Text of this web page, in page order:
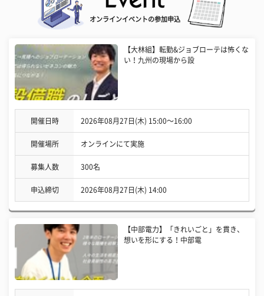
オンラインイベントの参加申込
【大林組】転勤&ジョブローテは怖くな
い！九州の現場から設
開催日時 2026年08月27日(木) 15:00〜16:00
開催場所 オンラインにて実施
募集人数 300名
申込締切 2026年08月27日(木) 14:00
【中部電力】「きれいごと」を貫き、
想いを形にする！中部電